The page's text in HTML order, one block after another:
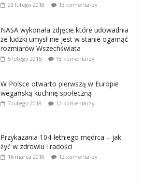
23 lutego 2018 13 komentarzy
NASA wykonała zdjęcie które udowadnia
że ludzki umysł nie jest w stanie ogarnąć
rozmiarów Wszechświata
5 lutego 2015 13 komentarzy
W Polsce otwarto pierwszą w Europie
wegańską kuchnię społeczną
7 lutego 2018 12 komentarzy
Przykazania 104-letniego mędrca – jak
żyć w zdrowiu i radości
16 marca 2018 12 komentarzy